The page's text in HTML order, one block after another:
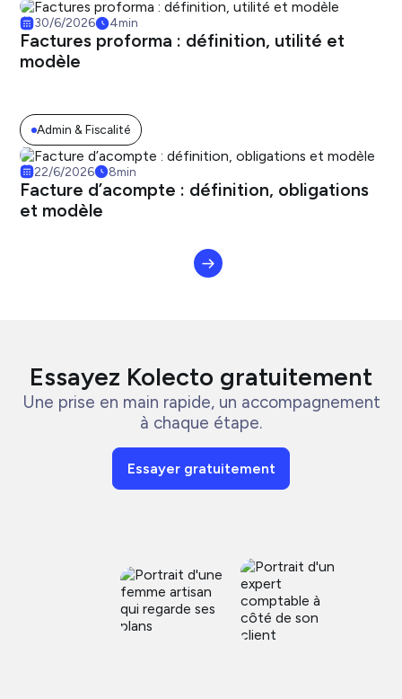
30/6/2026 4min
Factures proforma : définition, utilité et
modèle
Admin & Fiscalité
22/6/2026 8min
Facture d’acompte : définition, obligations
et modèle
Essayez Kolecto gratuitement
Une prise en main rapide, un accompagnement
à chaque étape.
Essayer gratuitement